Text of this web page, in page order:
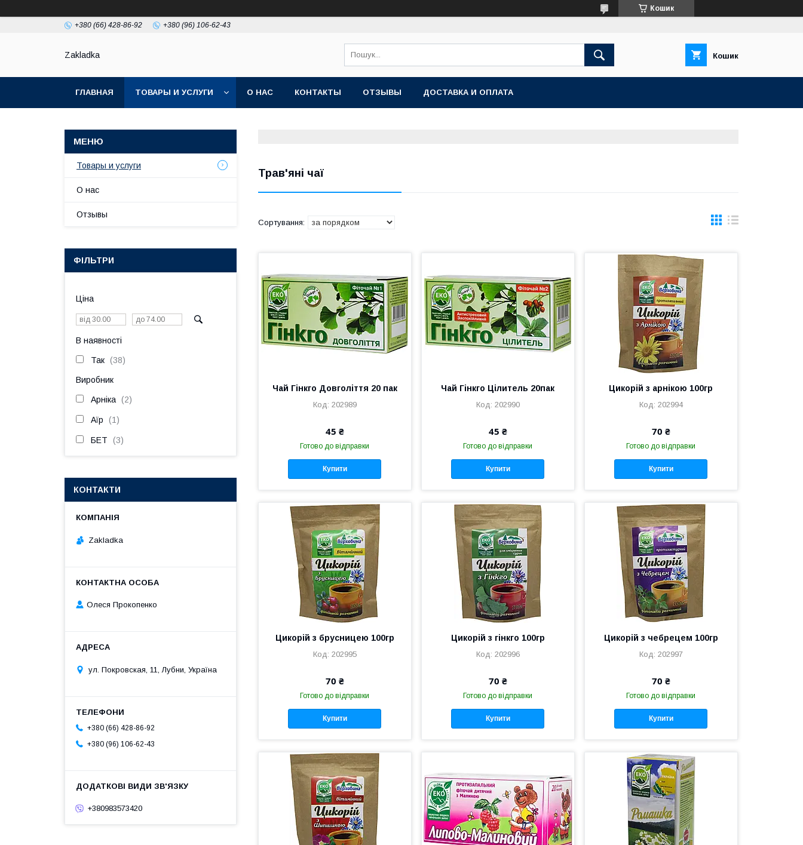
Кошик
+380 (66) 428-86-92 +380 (96) 106-62-43
Zakladka Кошик
ГЛАВНАЯ ТОВАРЫ И УСЛУГИ О НАС КОНТАКТЫ ОТЗЫВЫ ДОСТАВКА И ОПЛАТА
Трав'яні чаї
Чай Гінкго Довголіття 20 пак
202989
45 ₴
Готово до відправки
Купити
Чай Гінкго Цілитель 20пак
202990
45 ₴
Готово до відправки
Купити
Цикорій з арнікою 100гр
202994
70 ₴
Готово до відправки
Купити
Цикорій з брусницею 100гр
202995
70 ₴
Готово до відправки
Купити
Цикорій з гінкго 100гр
202996
70 ₴
Готово до відправки
Купити
Цикорій з чебрецем 100гр
202997
70 ₴
Готово до відправки
Купити
Товары и услуги
О нас
Отзывы
ФІЛЬТРИ
Ціна
В наявності
Так 38
Виробник
Арніка 2
Аїр 1
БЕТ 3
КОНТАКТИ
Zakladka
Олеся Прокопенко
ул. Покровская, 11, Лубни, Україна
+380 (66) 428-86-92
+380 (96) 106-62-43
+380983573420